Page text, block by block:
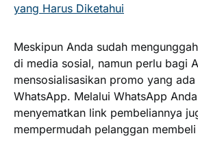
yang Harus Diketahui
Meskipun Anda sudah
di media sosial, namun perlu bagi
mensosialisasikan promo yang ada
WhatsApp. Melalui WhatsApp
menyematkan link pembeliannya
mempermudah pelanggan